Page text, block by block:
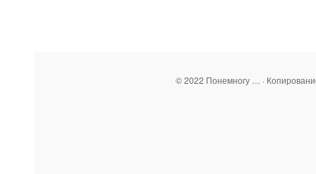
© 2022 Понемногу … ·